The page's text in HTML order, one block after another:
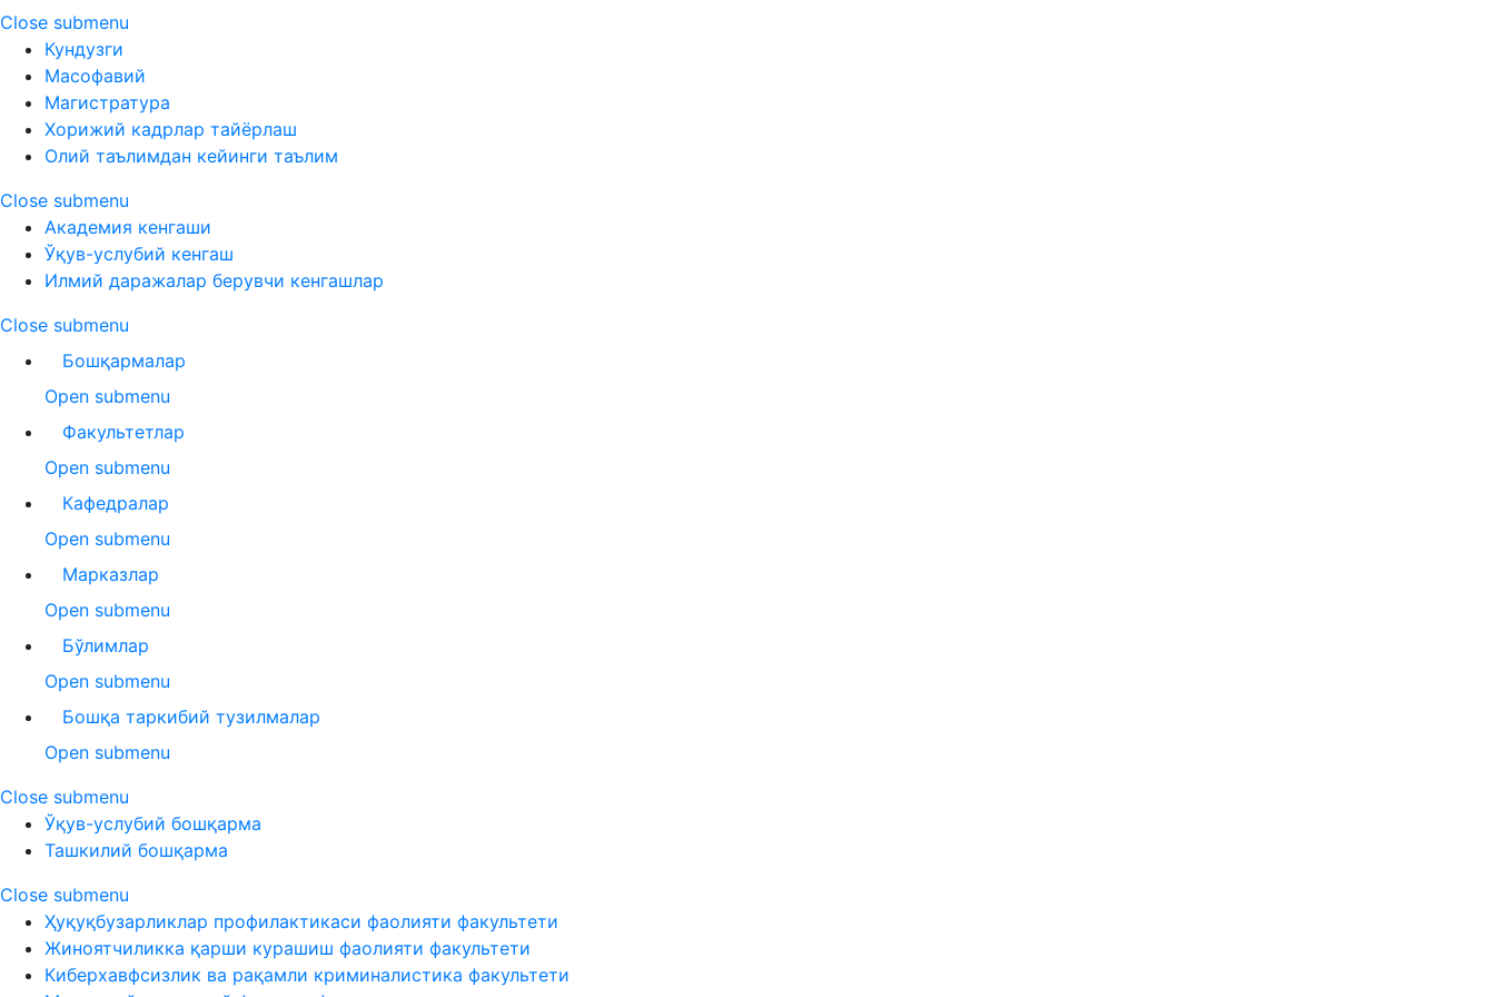
Close submenu
Кундузги
Масофавий
Магистратура
Хорижий кадрлар тайёрлаш
Олий таълимдан кейинги таълим
Close submenu
Академия кенгаши
Ўқув-услубий кенгаш
Илмий даражалар берувчи кенгашлар
Close submenu
Бошқармалар
Open submenu
Факультетлар
Open submenu
Кафедралар
Open submenu
Марказлар
Open submenu
Бўлимлар
Open submenu
Бошқа таркибий тузилмалар
Open submenu
Close submenu
Ўқув-услубий бошқарма
Ташкилий бошқарма
Close submenu
Ҳуқуқбузарликлар профилактикаси фаолияти факультети
Жиноятчиликка қарши курашиш фаолияти факультети
Киберхавфсизлик ва рақамли криминалистика факультети